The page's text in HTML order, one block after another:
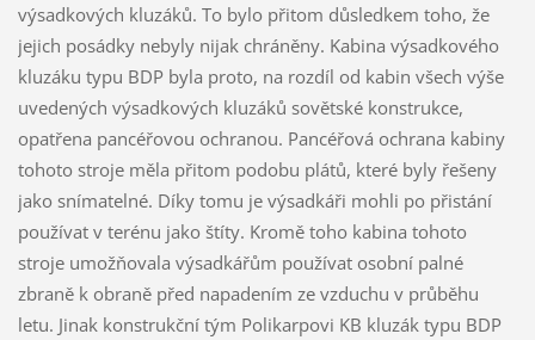
výsadkových kluzáků. To bylo přitom důsledkem toho, že
jejich posádky nebyly nijak chráněny. Kabina výsadkového
kluzáku typu BDP byla proto, na rozdíl od kabin všech výše
uvedených výsadkových kluzáků sovětské konstrukce,
opatřena pancéřovou ochranou. Pancéřová ochrana kabiny
tohoto stroje měla přitom podobu plátů, které byly řešeny
jako snímatelné. Díky tomu je výsadkáři mohli po přistání
používat v terénu jako štíty. Kromě toho kabina tohoto
stroje umožňovala výsadkářům používat osobní palné
zbraně k obraně před napadením ze vzduchu v průběhu
letu. Jinak konstrukční tým Polikarpovi KB kluzák typu BDP